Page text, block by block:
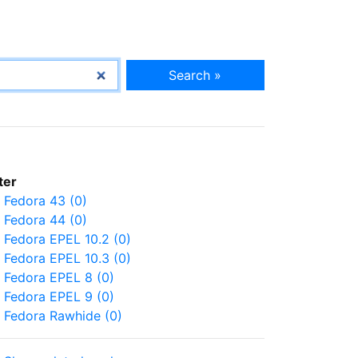
Search »
Fedora 43 (0)
Fedora 44 (0)
Fedora EPEL 10.2 (0)
Fedora EPEL 10.3 (0)
Fedora EPEL 8 (0)
Fedora EPEL 9 (0)
Fedora Rawhide (0)